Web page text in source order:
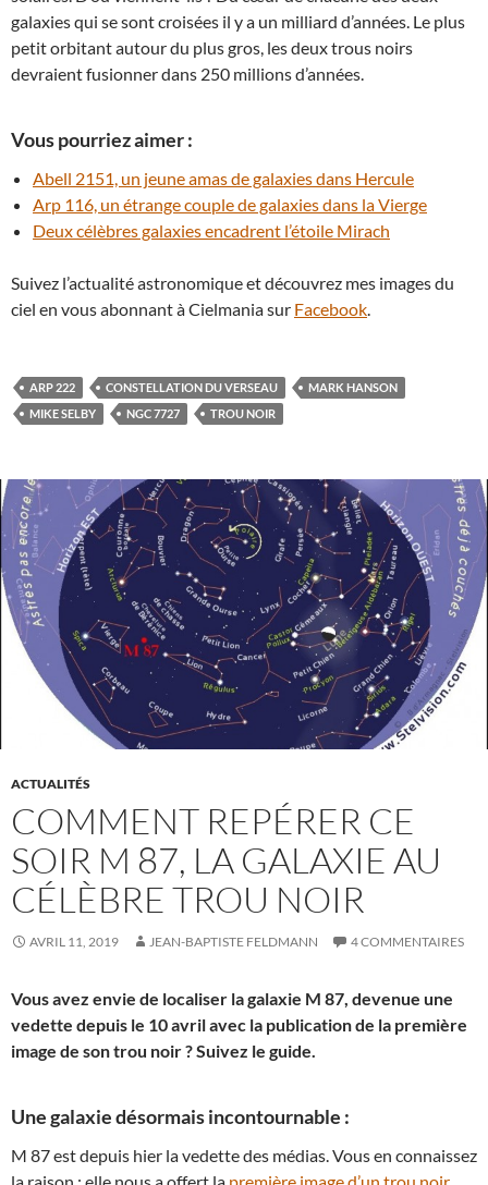
galaxies qui se sont croisées il y a un milliard d’années. Le plus
petit orbitant autour du plus gros, les deux trous noirs
devraient fusionner dans 250 millions d’années.
Vous pourriez aimer :
Abell 2151, un jeune amas de galaxies dans Hercule
Arp 116, un étrange couple de galaxies dans la Vierge
Deux célèbres galaxies encadrent l’étoile Mirach
Suivez l’actualité astronomique et découvrez mes images du
ciel en vous abonnant à Cielmania sur Facebook.
ARP 222 CONSTELLATION DU VERSEAU
MARK HANSON
MIKE SELBY
NGC 7727 TROU NOIR
ACTUALITÉS
COMMENT REPÉRER CE
SOIR M 87, LA GALAXIE AU
CÉLÈBRE TROU NOIR
AVRIL 11, 2019 JEAN-BAPTISTE FELDMANN 4 COMMENTAIRES
Vous avez envie de localiser la galaxie M 87, devenue une
vedette depuis le 10 avril avec la publication de la première
image de son trou noir ? Suivez le guide.
Une galaxie désormais incontournable :
M 87 est depuis hier la vedette des médias. Vous en connaissez